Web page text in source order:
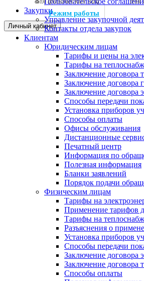
Режим работы
Личный кабинет
Закупки
Управление закупочной
Контакты отдела закупок
Клиентам
Юридическим лицам
Тарифы и цены на
Тарифы на
Заключение договора
Заключение договора
Заключение договора
Способы передачи
Установка приборов
Способы оплаты
Офисы обслуживания
Дистанционные
Печатный центр
Информация по
Полезная информация
Бланки заявлений
Порядок подачи
Физическим лицам
Тарифы на
Применение тарифов
Тарифы на
Разъяснения о
Установка приборов
Способы передачи
Заключение договора
Заключение договора
Способы оплаты